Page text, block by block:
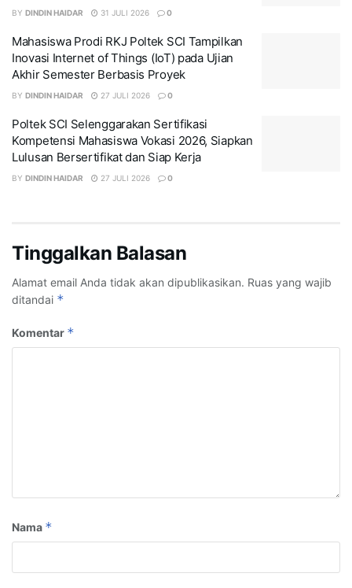
BY DINDIN HAIDAR 31 JULI 2026 0
Mahasiswa Prodi RKJ Poltek SCI Tampilkan
Inovasi Internet of Things (IoT) pada Ujian
Akhir Semester Berbasis Proyek
BY DINDIN HAIDAR 27 JULI 2026 0
Poltek SCI Selenggarakan Sertifikasi
Kompetensi Mahasiswa Vokasi 2026, Siapkan
Lulusan Bersertifikat dan Siap Kerja
BY DINDIN HAIDAR 27 JULI 2026 0
Tinggalkan Balasan
Alamat email Anda tidak akan dipublikasikan. Ruas yang wajib
ditandai *
Komentar *
Nama *